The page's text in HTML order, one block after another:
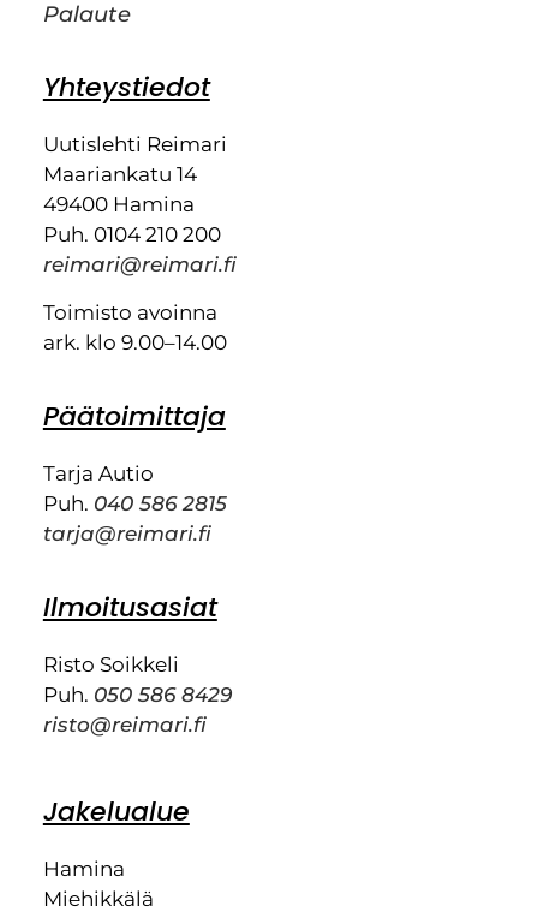
Palaute
Yhteystiedot
Uutislehti Reimari
Maariankatu 14
49400 Hamina
Puh. 0104 210 200
reimari@reimari.fi
Toimisto avoinna
ark. klo 9.00–14.00
Päätoimittaja
Tarja Autio
Puh. 040 586 2815
tarja@reimari.fi
Ilmoitusasiat
Risto Soikkeli
Puh. 050 586 8429
risto@reimari.fi
Jakelualue
Hamina
Miehikkälä